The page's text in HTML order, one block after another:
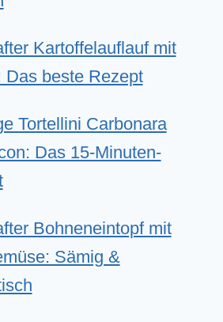
Kartoffelauflauf mit
Das beste Rezept
Tortellini Carbonara
Das 15-Minuten-
Bohneneintopf mit
Sämig &